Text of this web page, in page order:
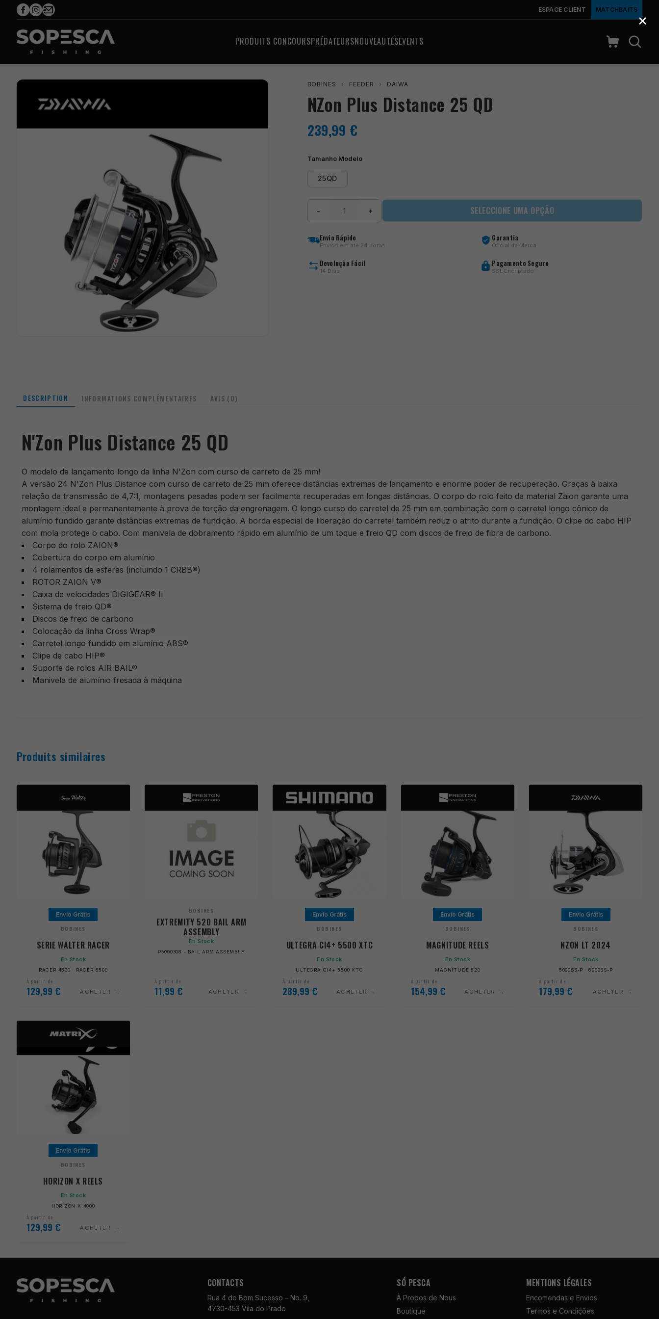
ESPACE CLIENT MATCHBAITS
PRODUITS CONCOURSPRÉDATEURSNOUVEAUTÉSEVENTS
BOBINES › FEEDER › DAIWA
NZon Plus Distance 25 QD
239,99 €
Tamanho Modelo
25QD
Distance
− + SELECCIONE UMA OPÇÃO
Envio Rápido
Envios em até 24 horas
Garantia
Oficial da Marca
Devolução Fácil
14 Dias
Pagamento Seguro
SSL Encriptado
DESCRIPTION INFORMATIONS COMPLÉMENTAIRES AVIS (0)
N'Zon Plus Distance 25 QD
O modelo de lançamento longo da linha N'Zon com curso de carreto de 25 mm!
A versão 24 N'Zon Plus Distance com curso de carreto de 25 mm oferece distâncias extremas de lançamento e enorme poder de recuperação. Graças à baixa
relação de transmissão de 4,7:1, montagens pesadas podem ser facilmente recuperadas em longas distâncias. O corpo do rolo feito de material Zaion garante uma
montagem ideal e permanentemente à prova de torção da engrenagem. O longo curso do carretel de 25 mm em combinação com o carretel longo cônico de
alumínio fundido garante distâncias extremas de fundição. A borda especial de liberação do carretel também reduz o atrito durante a fundição. O clipe do cabo HIP
com mola protege o cabo. Com manivela de dobramento rápido em alumínio de um toque e freio QD com discos de freio de fibra de carbono.
Corpo do rolo ZAION®
Cobertura do corpo em alumínio
4 rolamentos de esferas (incluindo 1 CRBB®)
ROTOR ZAION V®
Caixa de velocidades DIGIGEAR® II
Sistema de freio QD®
Discos de freio de carbono
Colocação da linha Cross Wrap®
Carretel longo fundido em alumínio ABS®
Clipe de cabo HIP®
Suporte de rolos AIR BAIL®
Manivela de alumínio fresada à máquina
Produits similaires
Envio Grátis
BOBINES
SERIE WALTER RACER
En Stock
RACER 4500 · RACER 6500
À partir de
129,99 € ACHETER
BOBINES
EXTREMITY 520 BAIL ARM
ASSEMBLY
En Stock
P5000308 - BAIL ARM ASSEMBLY
À partir de
11,99 € ACHETER
Envio Grátis
BOBINES
ULTEGRA CI4+ 5500 XTC
En Stock
ULTEGRA CI4+ 5500 XTC
À partir de
289,99 € ACHETER
Envio Grátis
BOBINES
MAGNITUDE REELS
En Stock
MAGNITUDE 520
À partir de
154,99 € ACHETER
Envio Grátis
BOBINES
NZON LT 2024
En Stock
5000SS-P · 6000SS-P
À partir de
179,99 € ACHETER
Envio Grátis
BOBINES
HORIZON X REELS
En Stock
HORIZON X 4000
À partir de
129,99 € ACHETER
CONTACTS
Rua 4 do Bom Sucesso – No. 9,
4730-453 Vila do Prado
SÓ PESCA
À Propos de Nous
Boutique
MENTIONS LÉGALES
Encomendas e Envios
Termos e Condições
×